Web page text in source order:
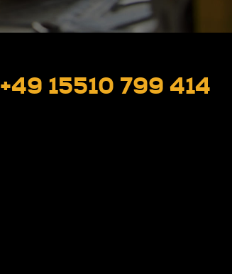
+49 15510 799 414